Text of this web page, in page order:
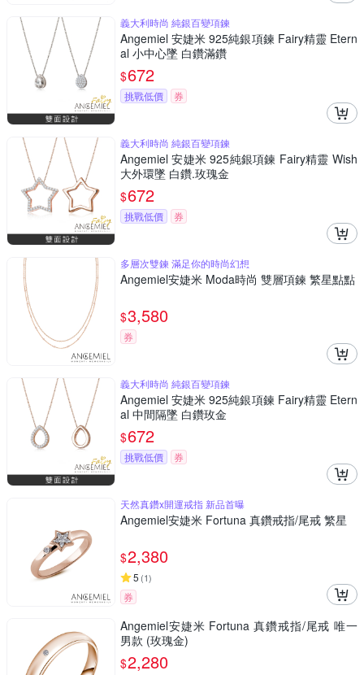
義大利時尚 純銀百變項鍊
Angemiel 安婕米 925純銀項鍊 Fairy精靈 Etern
al 小中心墜 白鑽滿鑽
$672
挑戰低價 券
義大利時尚 純銀百變項鍊
Angemiel 安婕米 925純銀項鍊 Fairy精靈 Wish
大外環墜 白鑽.玫瑰金
$672
挑戰低價 券
多層次雙鍊 滿足你的時尚幻想
Angemiel安婕米 Moda時尚 雙層項鍊 繁星點點
$3,580
券
義大利時尚 純銀百變項鍊
Angemiel 安婕米 925純銀項鍊 Fairy精靈 Etern
al 中間隔墜 白鑽玫金
$672
挑戰低價 券
天然真鑽x開運戒指 新品首曝
Angemiel安婕米 Fortuna 真鑽戒指/尾戒 繁星
$2,380
5 (1)
券
Angemiel安婕米 Fortuna 真鑽戒指/尾戒 唯一
男款 (玫瑰金)
$2,280